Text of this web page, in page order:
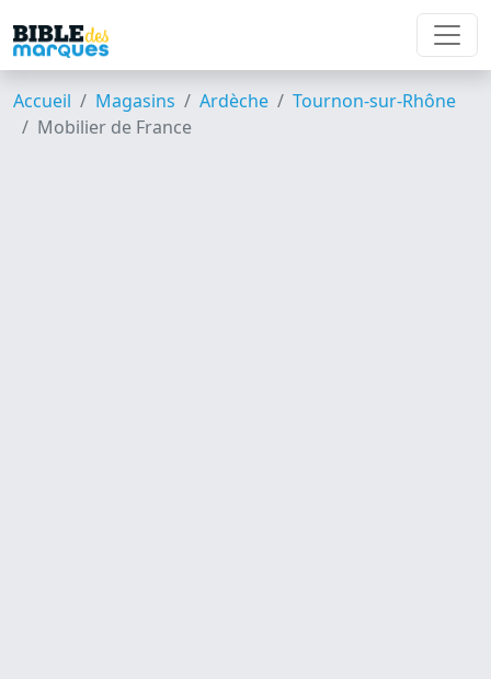
Accueil Magasins Ardèche
Tournon-sur-Rhône
Mobilier de France